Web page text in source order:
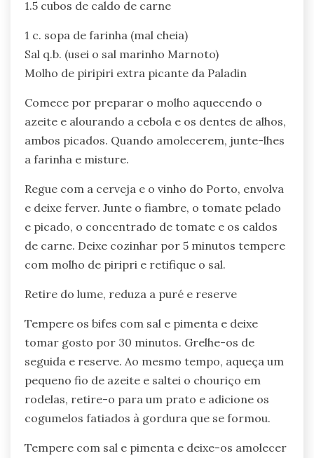
1.5 cubos de caldo de carne
1 c. sopa de farinha (mal cheia)
Sal q.b. (usei o sal marinho Marnoto)
Molho de piripiri extra picante da Paladin
Comece por preparar o molho aquecendo o
azeite e alourando a cebola e os dentes de alhos,
ambos picados. Quando amolecerem, junte-lhes
a farinha e misture.
Regue com a cerveja e o vinho do Porto, envolva
e deixe ferver. Junte o fiambre, o tomate pelado
e picado, o concentrado de tomate e os caldos
de carne. Deixe cozinhar por 5 minutos tempere
com molho de piripri e retifique o sal.
Retire do lume, reduza a puré e reserve
Tempere os bifes com sal e pimenta e deixe
tomar gosto por 30 minutos. Grelhe-os de
seguida e reserve. Ao mesmo tempo, aqueça um
pequeno fio de azeite e saltei o chouriço em
rodelas, retire-o para um prato e adicione os
cogumelos fatiados à gordura que se formou.
Tempere com sal e pimenta e deixe-os amolecer